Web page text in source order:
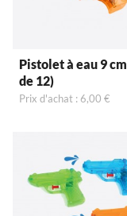
Pistolet à eau 9 cm (lot
de 12)
Prix d'achat : 6,00 €